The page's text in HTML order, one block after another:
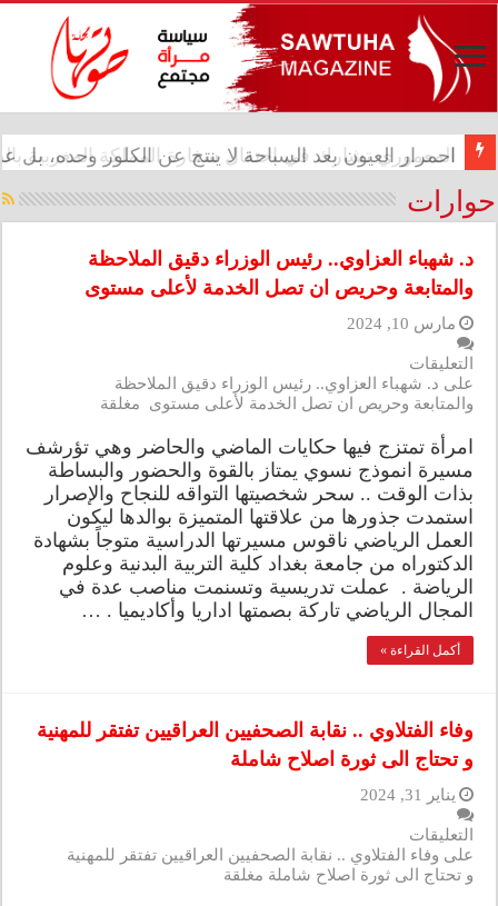
احمرار العيون بعد السباحة لا ينتج عن الكلور وحده،
المعموري تشارك في احتفال سفارة المملكة المغربية بالذكرى الـ27
حوارات
د. شهباء العزاوي.. رئيس الوزراء دقيق الملاحظة
والمتابعة وحريص ان تصل الخدمة لأعلى مستوى
مارس 10, 2024
التعليقات
على د. شهباء العزاوي.. رئيس الوزراء دقيق الملاحظة
والمتابعة وحريص ان تصل الخدمة لأعلى مستوى مغلقة
امرأة تمتزج فيها حكايات الماضي والحاضر وهي تؤرشف
مسيرة انموذج نسوي يمتاز بالقوة والحضور والبساطة
بذات الوقت .. سحر شخصيتها التواقه للنجاح والإصرار
استمدت جذورها من علاقتها المتميزة بوالدها ليكون
العمل الرياضي ناقوس مسيرتها الدراسية متوجاً بشهادة
الدكتوراه من جامعة بغداد كلية التربية البدنية وعلوم
الرياضة . عملت تدريسية وتسنمت مناصب عدة في
المجال الرياضي تاركة بصمتها اداريا وأكاديميا . …
أكمل القراءة »
وفاء الفتلاوي .. نقابة الصحفيين العراقيين تفتقر للمهنية
و تحتاج الى ثورة اصلاح شاملة
يناير 31, 2024
التعليقات
على وفاء الفتلاوي .. نقابة الصحفيين العراقيين تفتقر للمهنية
و تحتاج الى ثورة اصلاح شاملة مغلقة